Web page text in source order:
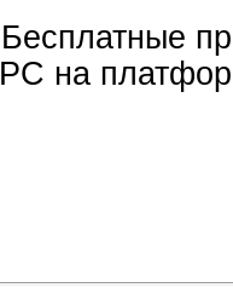
Бесплатные
PC на